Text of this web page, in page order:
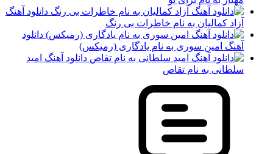
دانلود آهنگ
آزاد کمالیان به نام خاطرات بی رنگ
دانلود
آهنگ امین سوری به نام یادگاری (رمیکس)
دانلود آهنگ امید
سلطانی به نام تقاص